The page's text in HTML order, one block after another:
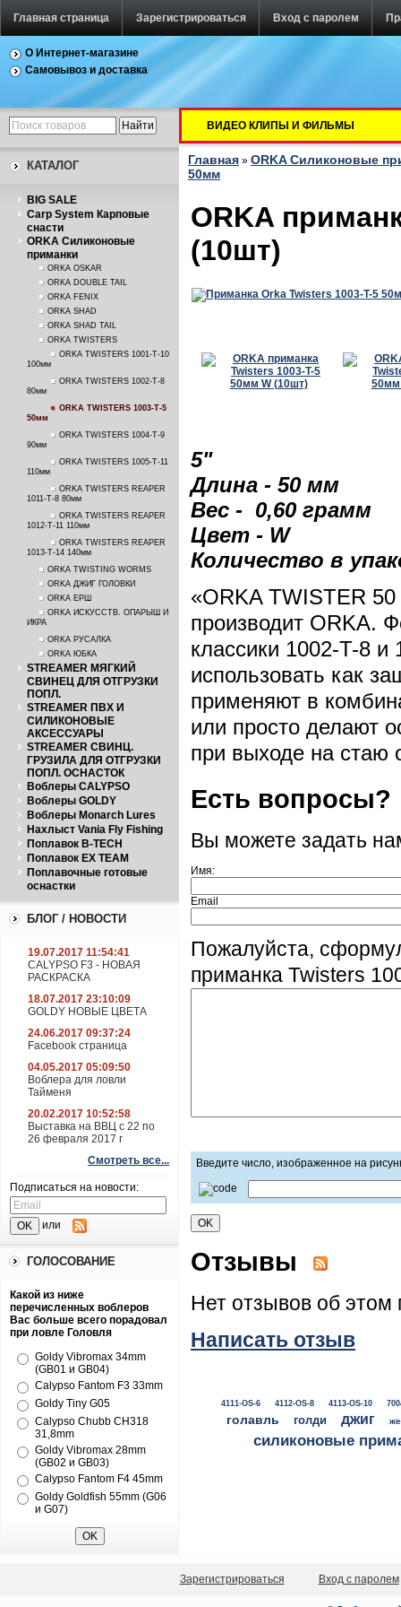
Главная страница Зарегистрироваться Вход с паролем
О Интернет-магазине
Самовывоз и доставка
КАТАЛОГ
BIG SALE
Carp System Карповые
снасти
ORKA Силиконовые
приманки
ORKA OSKAR
ORKA DOUBLE TAIL
ORKA FENIX
ORKA SHAD
ORKA SHAD TAIL
ORKA TWISTERS
ORKA TWISTERS 1001-T-10
100мм
ORKA TWISTERS 1002-T-8
80мм
ORKA TWISTERS 1003-T-5
50мм
ORKA TWISTERS 1004-T-9
90мм
ORKA TWISTERS 1005-T-11
110мм
ORKA TWISTERS REAPER
1011-T-8 80мм
ORKA TWISTERS REAPER
1012-T-11 110мм
ORKA TWISTERS REAPER
1013-T-14 140мм
ORKA TWISTING WORMS
ORKA ДЖИГ ГОЛОВКИ
ORKA ЕРШ
ORKA ИСКУССТВ. ОПАРЫШ И
ИКРА
ORKA РУСАЛКА
ORKA ЮБКА
STREAMER МЯГКИЙ
СВИНЕЦ ДЛЯ ОТГРУЗКИ
ПОПЛ.
STREAMER ПВХ И
СИЛИКОНОВЫЕ
АКСЕССУАРЫ
STREAMER СВИНЦ.
ГРУЗИЛА ДЛЯ ОТГРУЗКИ
ПОПЛ. ОСНАСТОК
Воблеры CALYPSO
Воблеры GOLDY
Воблеры Monarch Lures
Нахлыст Vania Fly Fishing
Поплавок B-TECH
Поплавок EX TEAM
Поплавочные готовые
оснастки
БЛОГ / НОВОСТИ
19.07.2017 11:54:41
CALYPSO F3 - НОВАЯ
РАСКРАСКА
18.07.2017 23:10:09
GOLDY НОВЫЕ ЦВЕТА
24.06.2017 09:37:24
Facebook страница
04.05.2017 05:09:50
Воблера для ловли
Тайменя
20.02.2017 10:52:58
Выставка на ВВЦ с 22 по
26 февраля 2017 г
Смотреть все...
Подписаться на новости:
или
ГОЛОСОВАНИЕ
Какой из ниже
перечисленных воблеров
Вас больше всего порадовал
при ловле Головля
Goldy Vibromax 34mm
(GB01 и GB04)
Calypso Fantom F3 33mm
Goldy Tiny G05
Calypso Chubb CH318
31,8mm
Goldy Vibromax 28mm
(GB02 и GB03)
Calypso Fantom F4 45mm
Goldy Goldfish 55mm (G06
и G07)
ВИДЕО КЛИПЫ И ФИЛЬМЫ
Главная » ORKA Силиконовые
50мм
ORKA
(10шт)
5"
Длина - 50 мм
Вес - 0,60 грамм
Цвет - W
Количество в
«ORKA TWISTER
производит ORKA.
классики 1002-T-8
использовать как
применяют в
или просто делают
при выходе на стаю
Есть вопросы?
Вы можете задать
Имя:
Email
Пожалуйста,
приманка Twisters
Введите число, изображенное на
Отзывы
Нет отзывов об этом
Написать отзыв
4111-OS-6 4112-OS-8 4113-OS-10
голавль голди джиг
силиконовые
Зарегистрироваться Вход с паролем